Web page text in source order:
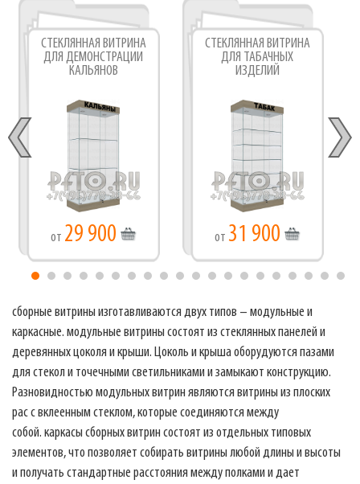
СТЕКЛЯННАЯ ВИТРИНА
ДЛЯ ДЕМОНСТРАЦИИ
КАЛЬЯНОВ
от 29 900
СТЕКЛЯННАЯ ВИТРИНА
ДЛЯ ТАБАЧНЫХ
ИЗДЕЛИЙ
от 31 900
сборные витрины изготавливаются двух типов – модульные и
каркасные. модульные витрины состоят из стеклянных панелей и
деревянных цоколя и крыши. Цоколь и крыша оборудуются пазами
для стекол и точечными светильниками и замыкают конструкцию.
Разновидностью модульных витрин являются витрины из плоских
рас с вклеенным стеклом, которые соединяются между
собой. каркасы сборных витрин состоят из отдельных типовых
элементов, что позволяет собирать витрины любой длины и высоты
и получать стандартные расстояния между полками и дает